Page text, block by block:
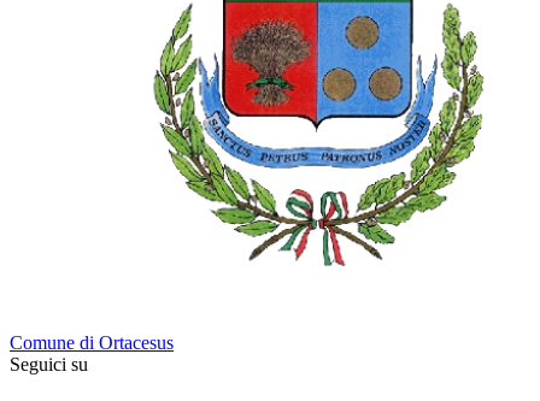
Comune di Ortacesus
Seguici su